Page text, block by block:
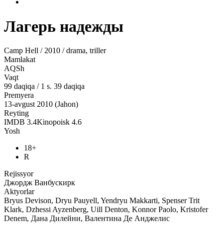
Лагерь надежды
Camp Hell / 2010 / drama, triller
Mamlakat
AQSh
Vaqt
99 daqiqa / 1 s. 39 daqiqa
Premyera
13-avgust 2010 (Jahon)
Reyting
IMDB 3.4Kinopoisk 4.6
Yosh
18+
R
Rejissyor
Джордж Ванбускирк
Aktyorlar
Bryus Devison, Dryu Pauyell, Yendryu Makkarti, Spenser Trit
Klark, Dzhessi Ayzenberg, Uill Denton, Konnor Paolo, Kristofer
Denem, Дана Дилейни, Валентина Де Анджелис